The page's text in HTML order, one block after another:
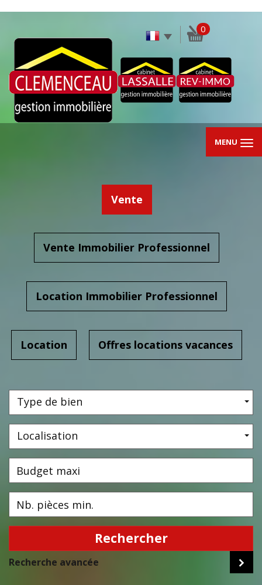
0
MENU
Vente
Vente Immobilier Professionnel
Location Immobilier Professionnel
Location Offres locations vacances
Type de bien
Localisation
Rechercher
Recherche avancée